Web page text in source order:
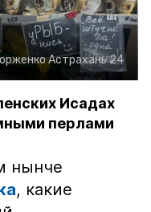
Астрахань 24
Исадах
перлами
нынче
, какие